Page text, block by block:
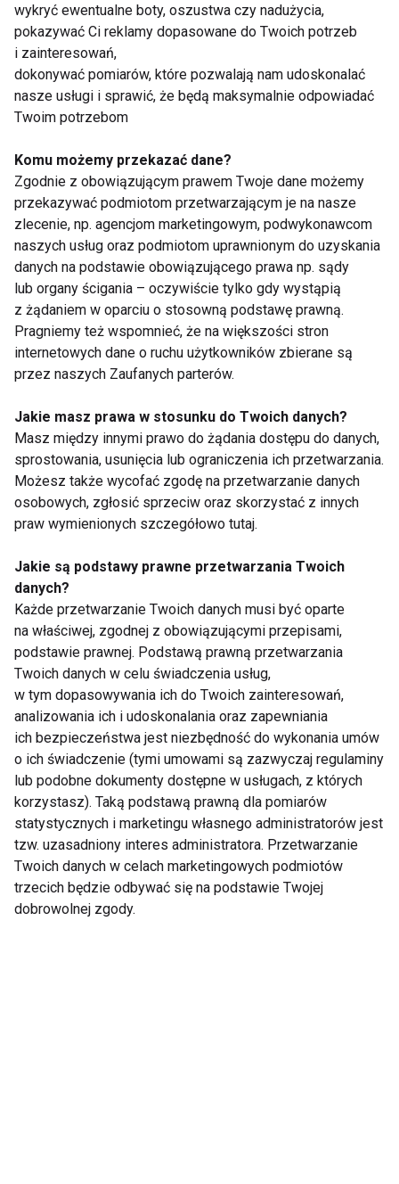
Warte wspomnienia są również ogólne korzyści,
jakie może dawać picie kawy osobom aktywnym
fizycznie. Badania potwierdzają, że wypicie filiżanki
kawy pozwala uzupełnić bilans płynów. Jedno z nich
wykazało, że w stanie odwodnienia kawa nawadnia
wpływ kawy na czujność i czas reakcji w sporcie. W
dyscyplinach, w których kluczowe znaczenie mają
czujność i skupienie, spożycie kofeiny w niewielkich
lub umiarkowanych dawkach przed rozpoczęciem
i/lub podczas ćwiczeń może usprawnić pewne
aspekty funkcji poznawczych. Kofeina może nie
tylko podnosić poziom energii, poprawiać nastrój i
skupienie, ale także optymalizować czas reakcji,
pamięć i obniżać poziom zmęczenia.
TENIS
Tenis
Na chorobę „łokcia
tenisisty” mogą
narazić się osoby
pracujące przy
komputerze
Jak się odżywiają
czołowe tenisistki
świata i jak wygląda
ich dieta?
Wpływ tenisa
ziemnego na zdrowie
psychiczne. 15 minut
Piotr Rubik wie jak
wykryć ewentualne boty, oszustwa czy nadużycia,
pokazywać Ci reklamy dopasowane do Twoich potrzeb
i zainteresowań,
dokonywać pomiarów, które pozwalają nam udoskonalać
nasze usługi i sprawić, że będą maksymalnie odpowiadać
Twoim potrzebom
Komu możemy przekazać dane?
Zgodnie z obowiązującym prawem Twoje dane możemy
przekazywać podmiotom przetwarzającym je na nasze
zlecenie, np. agencjom marketingowym, podwykonawcom
naszych usług oraz podmiotom uprawnionym do uzyskania
danych na podstawie obowiązującego prawa np. sądy
lub organy ścigania – oczywiście tylko gdy wystąpią
z żądaniem w oparciu o stosowną podstawę prawną.
Pragniemy też wspomnieć, że na większości stron
internetowych dane o ruchu użytkowników zbierane są
przez naszych Zaufanych parterów.
Jakie masz prawa w stosunku do Twoich danych?
Masz między innymi prawo do żądania dostępu do danych,
sprostowania, usunięcia lub ograniczenia ich przetwarzania.
Możesz także wycofać zgodę na przetwarzanie danych
osobowych, zgłosić sprzeciw oraz skorzystać z innych
praw wymienionych szczegółowo tutaj.
Jakie są podstawy prawne przetwarzania Twoich
danych?
Każde przetwarzanie Twoich danych musi być oparte
na właściwej, zgodnej z obowiązującymi przepisami,
podstawie prawnej. Podstawą prawną przetwarzania
Twoich danych w celu świadczenia usług,
w tym dopasowywania ich do Twoich zainteresowań,
analizowania ich i udoskonalania oraz zapewniania
ich bezpieczeństwa jest niezbędność do wykonania umów
o ich świadczenie (tymi umowami są zazwyczaj regulaminy
lub podobne dokumenty dostępne w usługach, z których
korzystasz). Taką podstawą prawną dla pomiarów
statystycznych i marketingu własnego administratorów jest
tzw. uzasadniony interes administratora. Przetwarzanie
Twoich danych w celach marketingowych podmiotów
trzecich będzie odbywać się na podstawie Twojej
dobrowolnej zgody.